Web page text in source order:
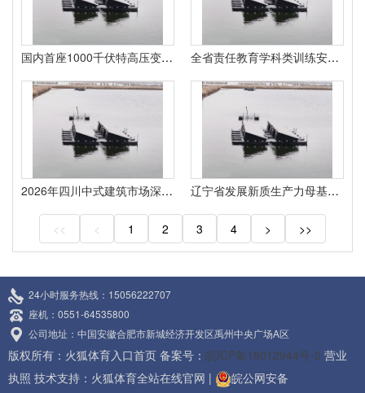
国内首座1000千伏特高压变电站接连安全运作3000天 - 特高压 全省责任教育学科类训练安排完结根本清零
2026年四川中式建筑市场深度测评：五家匠心服务商的专业选择指南 辽宁省发展新质生产力母基金完成重要布局
<< < 1 2 3 4 > >>
24小时服务热线：15056222707
座机：0551-64535800
公司地址：中国安徽合肥市新城经济开发区禹州中央广场A区
版权所有：火狐体育入口首页 备案号： 皖ICP备18012944号-2 营业
执照 技术支持： 火狐体育全站在线官网 |
皖公网安备